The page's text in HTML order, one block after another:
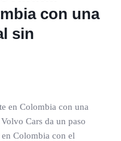
con una
sin
en Colombia con una
Cars da un paso
Colombia con el